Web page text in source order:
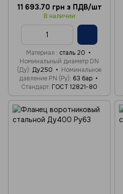
11 693.70 грн з ПДВ/шт
В наличии
Материал
сталь 20
Номинальный диаметр DN
(Ду) Ду250
Номинальное
давление PN (Ру) 63 бар
Стандарт ГОСТ 12821-80